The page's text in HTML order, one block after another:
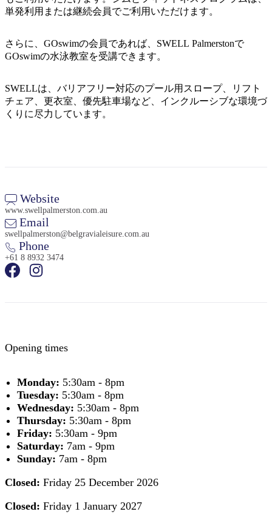
検
単発利用または継続会員でご利用いただけます。
さらに、GOswimの会員であれば、SWELL Palmerstonで
GOswimの水泳教室を受講できます。
SWELLは、バリアフリー対応のプール用スロープ、リフト
チェア、更衣室、優先駐車場など、インクルーシブな環境づ
くりに尽力しています。
Website
www.swellpalmerston.com.au
Email
swellpalmerston@belgravialeisure.com.au
Phone
+61 8 8932 3474
Opening times
Monday: 5:30am - 8pm
Tuesday: 5:30am - 8pm
Wednesday: 5:30am - 8pm
Thursday: 5:30am - 8pm
Friday: 5:30am - 9pm
Saturday: 7am - 9pm
Sunday: 7am - 8pm
Closed: Friday 25 December 2026
Closed: Friday 1 January 2027